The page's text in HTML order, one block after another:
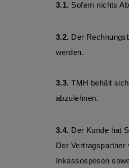
3.1. Sofern nichts
3.2. Der
werden.
3.3. TMH behält
abzulehnen.
3.4. Der Kunde hat
Der
Inkassospesen